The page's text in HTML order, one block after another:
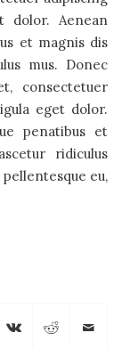
dolor. Aenean
et magnis dis
mus. Donec
consectetuer
eget dolor.
penatibus et
ridiculus
eu,